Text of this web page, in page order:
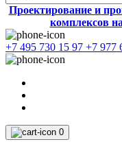
Проектирование и
комплексов
+7 495 730 15 97 +7 977
0